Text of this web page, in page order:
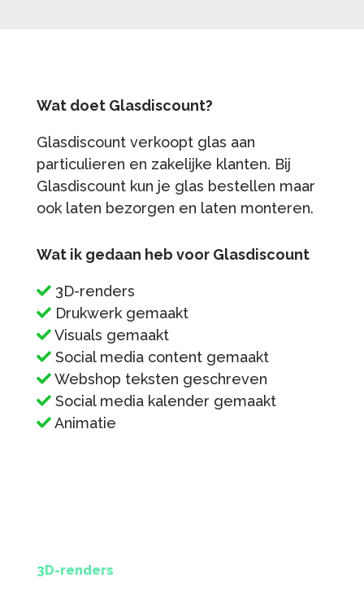
Wat doet Glasdiscount?
Glasdiscount verkoopt glas aan
particulieren en zakelijke klanten. Bij
Glasdiscount kun je glas bestellen maar
ook laten bezorgen en laten monteren.
Wat ik gedaan heb voor Glasdiscount
3D-renders
Drukwerk gemaakt
Visuals gemaakt
Social media content gemaakt
Webshop teksten geschreven
Social media kalender gemaakt
Animatie
3D-renders